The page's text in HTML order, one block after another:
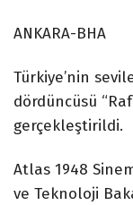
ANKARA-BHA
Türkiye’nin
dördüncüsü
gerçekleştirildi.
Atlas 1948
ve Teknoloji